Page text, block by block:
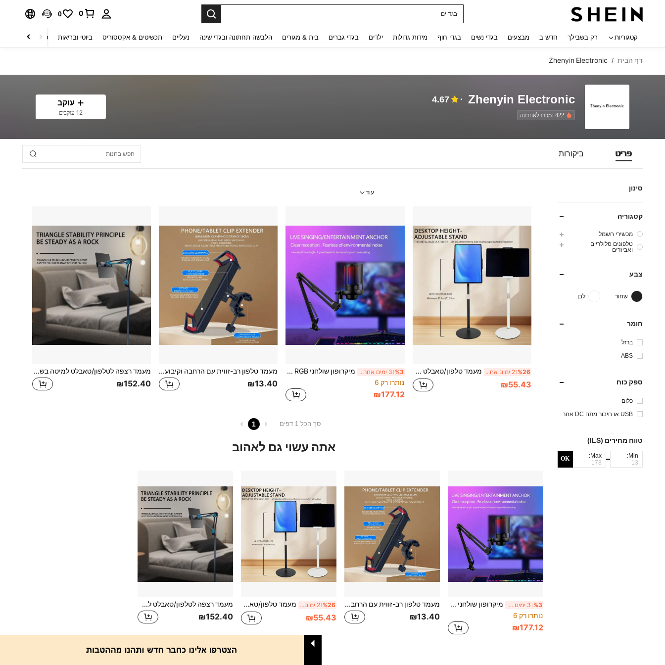
חולצות נשים
0
0
קטגוריות רק בשבילך חדש ב מבצעים בגדי נשים בגדי חוף מידות גדולות ילדים בגדי גברים בית & מגורים הלבשה תחתונה ובגדי שינה נעליים תכשיטים & אקססוריס ביוטי ובריאות טקסטיל לבית
דף הבית /
Zhenyin Electronic
Zhenyin Electronic
4.67
422 נמכרו לאחרונה
עוקב
12 עוקבים
פריט ביקורות
סינון
קטגוריה
מכשירי חשמל
טלפונים סלולריים
ואביזרים
צבע
שחור לבן
חומר
ברזל
ABS
ספק כוח
כלום
USB או חיבור מתח DC אחר
טווח מחירים (ILS)
Min:
Max:
OK
עוד
%26 2 ימים אחרונים מעמד טלפון/טאבלט ממתכת מתכוונן לגובה לשולחן עבודה מעמד צג נייד, מעמד טאבלט מתכוונן מסתובב 360 מעלות עם בסיס מתכת כבד
₪55.43
%3 3 ימים אחרונים
מיקרופון שולחני RGB לגיימינג USB למחשב PC, מיקרופון קבלן לפודקאסטים, סרטונים וסטרימינג, עם השתקה מהירה
נותרו רק 6
₪177.12
מעמד טלפון רב-זווית עם הרחבה וקיבוע, תפס לצינור עגול וצינור מרובע, תפס הרחבה לשידור חי, מעמד טלפון רב-זווית לקיבוע על אופניים
₪13.40
מעמד רצפה לטלפון/טאבלט למיטה בשכיבה, מעמד רצפה לטאבלט עם בסיס מתכת, מעמד עם זווית וגובה מתכווננים, מעמד רצפה אוניברסלי
₪152.40
סך הכל 1 דפים 1
אתה עשוי גם לאהוב
%3 3 ימים אחרונים
מיקרופון שולחני RGB לגיימינג USB למחשב PC, מיקרופון קבלן לפודקאסטים, סרטונים וסטרימינג, עם השתקה מהירה
נותרו רק 6
₪177.12
מעמד טלפון רב-זווית עם הרחבה וקיבוע, תפס לצינור עגול וצינור מרובע, תפס הרחבה לשידור חי, מעמד טלפון רב-זווית לקיבוע על אופניים
₪13.40
%26 2 ימים אחרונים מעמד טלפון/טאבלט ממתכת מתכוונן לגובה לשולחן עבודה מעמד צג נייד, מעמד טאבלט מתכוונן מסתובב 360 מעלות עם בסיס מתכת כבד
₪55.43
מעמד רצפה לטלפון/טאבלט למיטה בשכיבה, מעמד רצפה לטאבלט עם בסיס מתכת, מעמד עם זווית וגובה מתכווננים, מעמד רצפה אוניברסלי
₪152.40